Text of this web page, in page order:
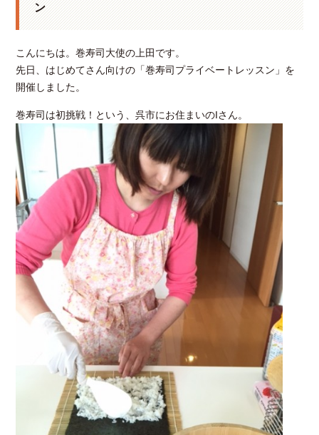
ン
こんにちは。巻寿司大使の上田です。
先日、はじめてさん向けの「巻寿司プライベートレッスン」を
開催しました。
巻寿司は初挑戦！という、呉市にお住まいのIさん。